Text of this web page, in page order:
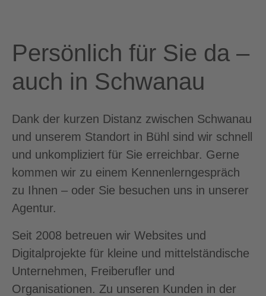
Persönlich für Sie da –
auch in Schwanau
Dank der kurzen Distanz zwischen Schwanau
und unserem Standort in Bühl sind wir schnell
und unkompliziert für Sie erreichbar. Gerne
kommen wir zu einem Kennenlerngespräch
zu Ihnen – oder Sie besuchen uns in unserer
Agentur.
Seit 2008 betreuen wir Websites und
Digitalprojekte für kleine und mittelständische
Unternehmen, Freiberufler und
Organisationen. Zu unseren Kunden in der